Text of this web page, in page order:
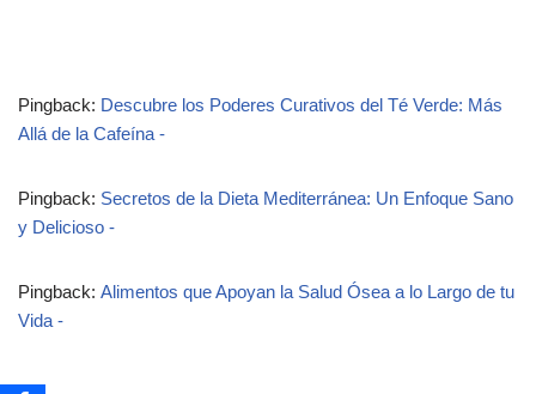
Pingback: Descubre los Poderes Curativos del Té Verde: Más
Allá de la Cafeína -
Pingback: Secretos de la Dieta Mediterránea: Un Enfoque Sano
y Delicioso -
Pingback: Alimentos que Apoyan la Salud Ósea a lo Largo de tu
Vida -